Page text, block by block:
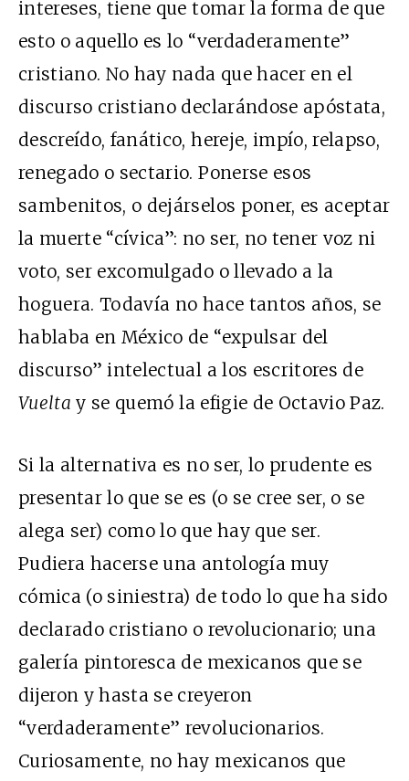
intereses, tiene que tomar la forma de que
esto o aquello es lo “verdaderamente”
cristiano. No hay nada que hacer en el
discurso cristiano declarándose apóstata,
descreído, fanático, hereje, impío, relapso,
renegado o sectario. Ponerse esos
sambenitos, o dejárselos poner, es aceptar
la muerte “cívica”: no ser, no tener voz ni
voto, ser excomulgado o llevado a la
hoguera. Todavía no hace tantos años, se
hablaba en México de “expulsar del
discurso” intelectual a los escritores de
Vuelta y se quemó la efigie de Octavio Paz.
Si la alternativa es no ser, lo prudente es
presentar lo que se es (o se cree ser, o se
alega ser) como lo que hay que ser.
Pudiera hacerse una antología muy
cómica (o siniestra) de todo lo que ha sido
declarado cristiano o revolucionario; una
galería pintoresca de mexicanos que se
dijeron y hasta se creyeron
“verdaderamente” revolucionarios.
Curiosamente, no hay mexicanos que